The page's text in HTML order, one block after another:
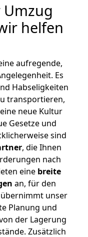
helfen
aufregende,
Es
Habseligkeiten
transportieren,
neue Kultur
Gesetze und
sind
, die Ihnen
nach
eine breite
an, für den
unser
Planung und
der Lagerung
Zusätzlich